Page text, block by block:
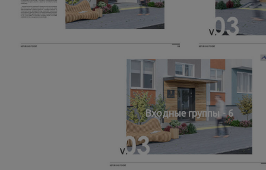
Входные группы - 6